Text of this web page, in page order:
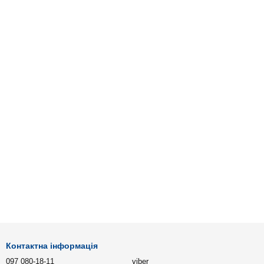
Контактна інформація
097 080-18-11 viber